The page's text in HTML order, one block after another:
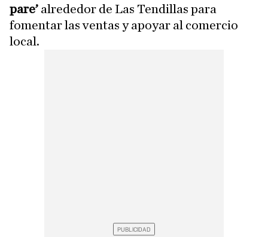
pare’ alrededor de Las Tendillas para
fomentar las ventas y apoyar al comercio
local.